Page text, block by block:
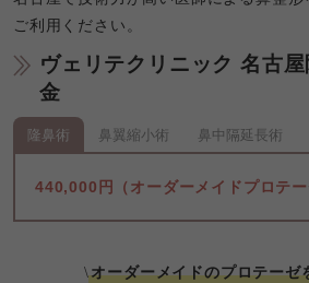
ご利用ください。
ヴェリテクリニック 名古
金
隆鼻術 鼻翼縮小術 鼻中隔延長術
440,000円（オーダーメイドプロテー
\オーダーメイドのプロテーゼ